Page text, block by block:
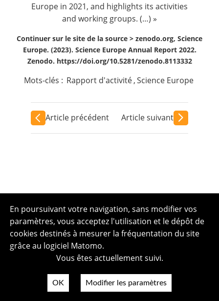
Europe in 2021, and highlights its activities
and working groups. (…) »
Continuer sur le site de la source > zenodo.org, Science
Europe. (2023). Science Europe Annual Report 2022.
Zenodo. https://doi.org/10.5281/zenodo.8113332
Mots-clés : Rapport d'activité,Science Europe
Article précédent Article suivant
En poursuivant votre navigation, sans modifier vos
paramètres, vous acceptez l'utilisation et le dépôt de
cookies destinés à mesurer la fréquentation du site
grâce au logiciel Matomo.
Vous êtes actuellement suivi.
OK Modifier les paramètres